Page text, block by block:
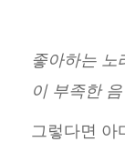
좋아하는 노
이 부족한
그렇다면 아